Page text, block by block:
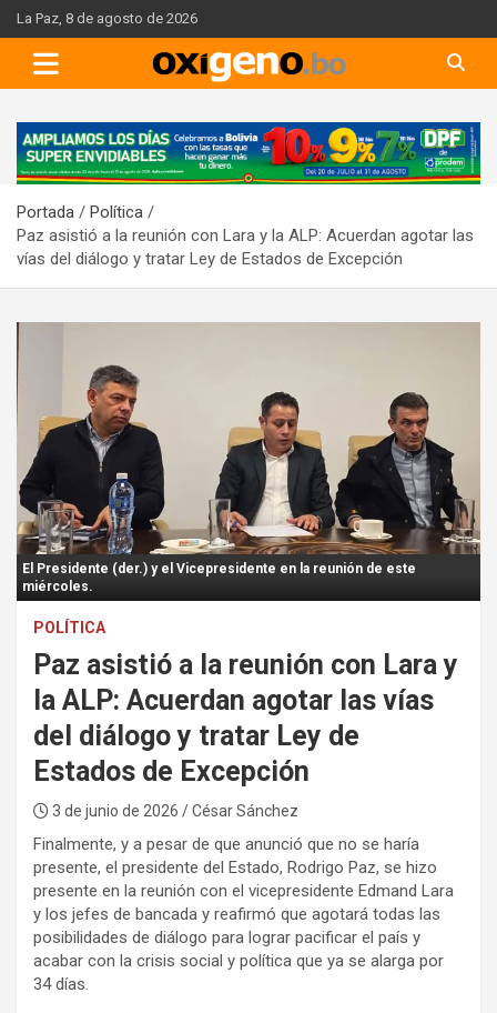
Skip
to
content
La Paz, 8 de agosto de 2026
A
d
e
r
t
e
n
:
Portada
Política
Paz asistió a la reunión con Lara y la ALP: Acuerdan agotar las
vías del diálogo y tratar Ley de Estados de Excepción
El Presidente (der.) y el Vicepresidente en la reunión de este
miércoles.
POLÍTICA
Paz asistió a la reunión con Lara y
la ALP: Acuerdan agotar las vías
del diálogo y tratar Ley de
Estados de Excepción
3 de junio de 2026 / César Sánchez
Finalmente, y a pesar de que anunció que no se haría
presente, el presidente del Estado, Rodrigo Paz, se hizo
presente en la reunión con el vicepresidente Edmand Lara
y los jefes de bancada y reafirmó que agotará todas las
posibilidades de diálogo para lograr pacificar el país y
acabar con la crisis social y política que ya se alarga por
34 días.